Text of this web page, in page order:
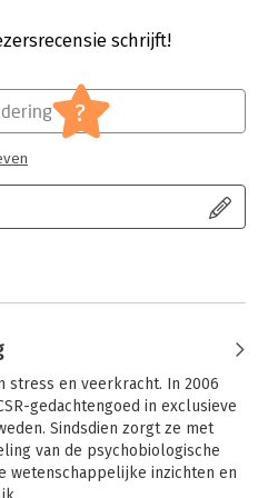
Lucht
schrijft!
?
stress en veerkracht. In 2006
gedachtengoed in exclusieve
Sindsdien zorgt ze met
van de psychobiologische
wetenschappelijke inzichten en